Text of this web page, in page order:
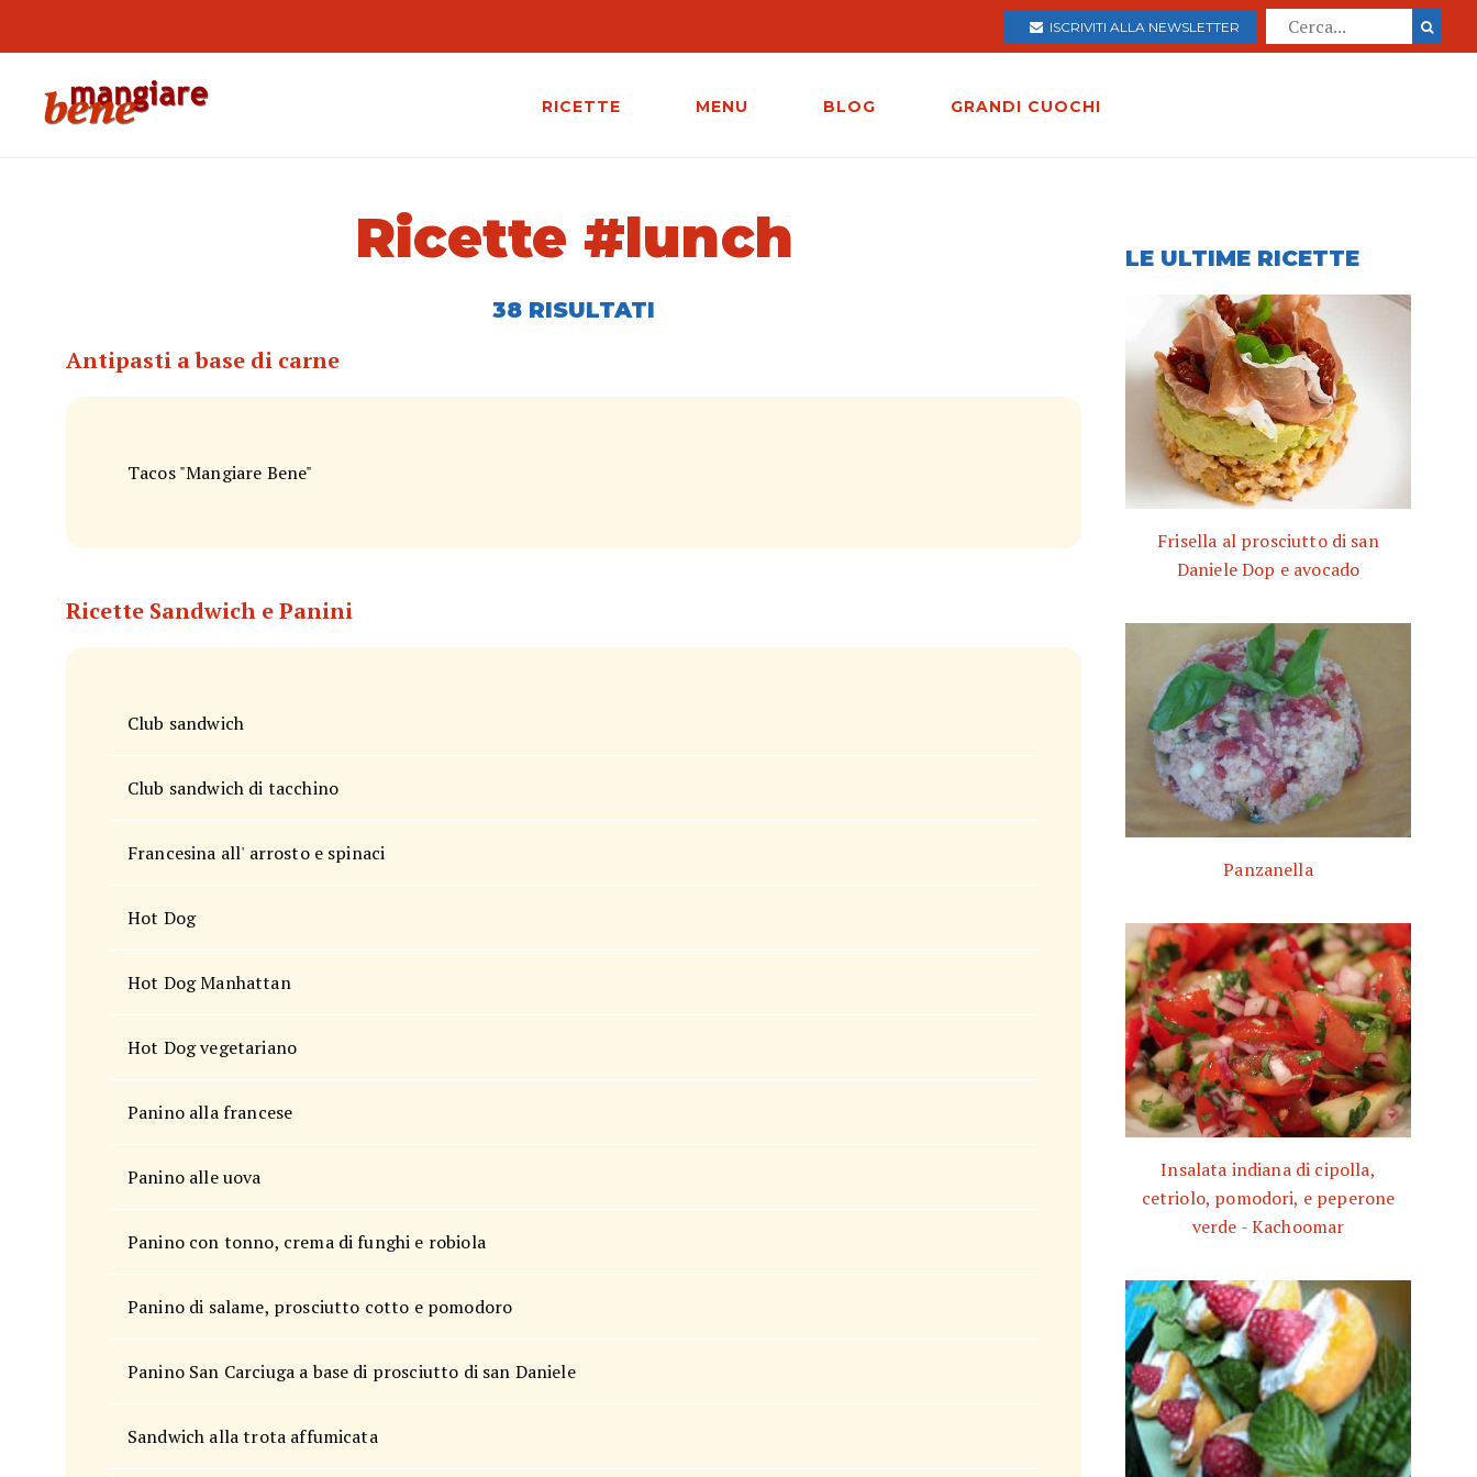
ISCRIVITI ALLA NEWSLETTER
RICETTE MENU BLOG GRANDI CUOCHI
Ricette #lunch
38 RISULTATI
Antipasti a base di carne
Tacos "Mangiare Bene"
Ricette Sandwich e Panini
Club sandwich
Club sandwich di tacchino
Francesina all' arrosto e spinaci
Hot Dog
Hot Dog Manhattan
Hot Dog vegetariano
Panino alla francese
Panino alle uova
Panino con tonno, crema di funghi e robiola
Panino di salame, prosciutto cotto e pomodoro
Panino San Carciuga a base di prosciutto di san Daniele
Sandwich alla trota affumicata
LE ULTIME RICETTE
Frisella al prosciutto di san
Daniele Dop e avocado
Panzanella
Insalata indiana di cipolla,
cetriolo, pomodori, e peperone
verde - Kachoomar